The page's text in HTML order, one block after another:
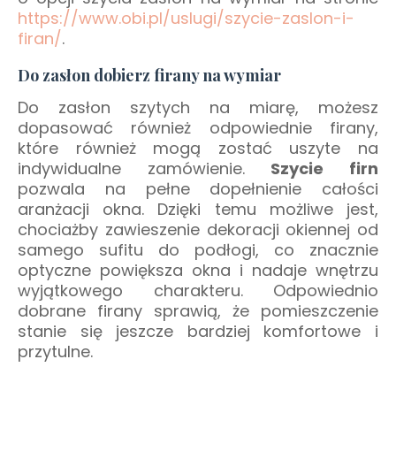
https://www.obi.pl/uslugi/szycie-zaslon-i-
firan/.
Do zasłon dobierz firany na wymiar
Do zasłon szytych na miarę, możesz
dopasować również odpowiednie firany,
które również mogą zostać uszyte na
indywidualne zamówienie. Szycie firn
pozwala na pełne dopełnienie całości
aranżacji okna. Dzięki temu możliwe jest,
chociażby zawieszenie dekoracji okiennej od
samego sufitu do podłogi, co znacznie
optyczne powiększa okna i nadaje wnętrzu
wyjątkowego charakteru. Odpowiednio
dobrane firany sprawią, że pomieszczenie
stanie się jeszcze bardziej komfortowe i
przytulne.